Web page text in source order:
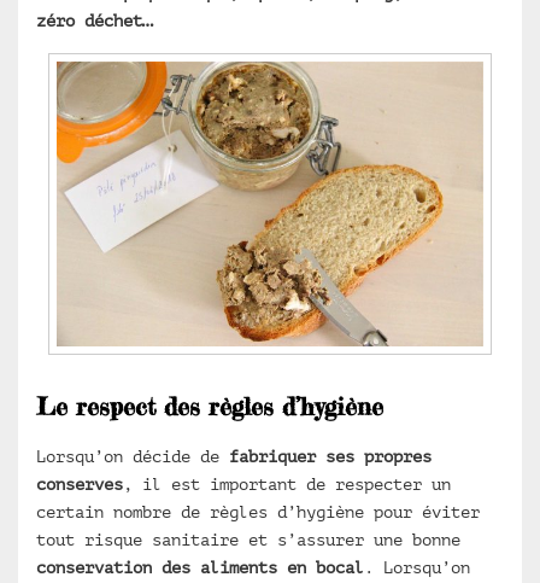
zéro déchet…
Le respect des règles d’hygiène
Lorsqu’on décide de fabriquer ses propres
conserves, il est important de respecter un
certain nombre de règles d’hygiène pour éviter
tout risque sanitaire et s’assurer une bonne
conservation des aliments en bocal . Lorsqu’on